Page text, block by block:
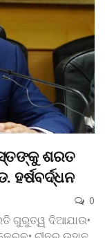
ଶରତ
ହର୍ଷବର୍ଦ୍ଧନ
0
ଗୁରୁତ୍ୱ ଦିଆଯାଉ•